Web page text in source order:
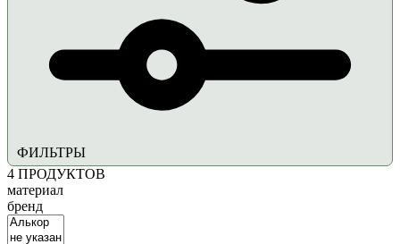
ФИЛЬТРЫ
4 ПРОДУКТОВ
материал
бренд